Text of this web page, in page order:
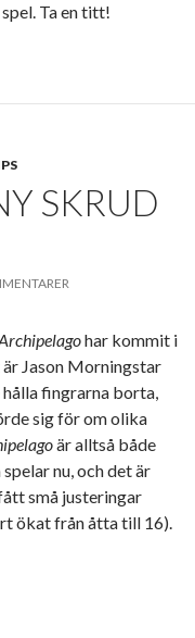
Ta en titt!
SKRUD
har kommit i
Jason Morningstar
hålla fingrarna borta,
sig för om olika
är alltså både
nu, och det är
små justeringar
ökat från åtta till 16).